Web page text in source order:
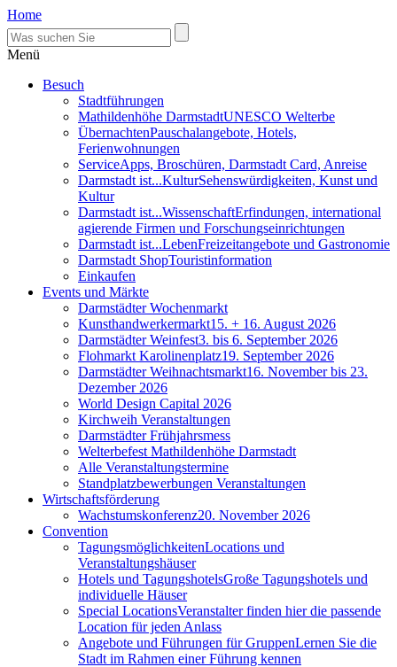
Home
Menü
Besuch
Stadtführungen
Mathildenhöhe DarmstadtUNESCO Welterbe
ÜbernachtenPauschalangebote, Hotels,
Ferienwohnungen
ServiceApps, Broschüren, Darmstadt Card, Anreise
Darmstadt ist...KulturSehenswürdigkeiten, Kunst und
Kultur
Darmstadt ist...WissenschaftErfindungen, international
agierende Firmen und Forschungseinrichtungen
Darmstadt ist...LebenFreizeitangebote und Gastronomie
Darmstadt ShopTouristinformation
Einkaufen
Events und Märkte
Darmstädter Wochenmarkt
Kunsthandwerkermarkt15. + 16. August 2026
Darmstädter Weinfest3. bis 6. September 2026
Flohmarkt Karolinenplatz19. September 2026
Darmstädter Weihnachtsmarkt16. November bis 23.
Dezember 2026
World Design Capital 2026
Kirchweih Veranstaltungen
Darmstädter Frühjahrsmess
Welterbefest Mathildenhöhe Darmstadt
Alle Veranstaltungstermine
Standplatzbewerbungen Veranstaltungen
Wirtschaftsförderung
Wachstumskonferenz20. November 2026
Convention
TagungsmöglichkeitenLocations und
Veranstaltungshäuser
Hotels und TagungshotelsGroße Tagungshotels und
individuelle Häuser
Special LocationsVeranstalter finden hier die passende
Location für jeden Anlass
Angebote und Führungen für GruppenLernen Sie die
Stadt im Rahmen einer Führung kennen